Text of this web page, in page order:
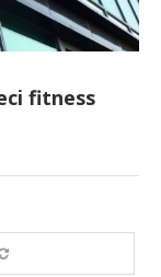
fitness